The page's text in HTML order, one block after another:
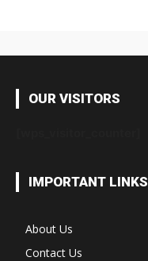
OUR VISITORS
IMPORTANT LINKS
About Us
Contact Us